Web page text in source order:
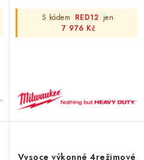
S kódem RED12 jen
7 976 Kč
Vysoce výkonné 4režimové